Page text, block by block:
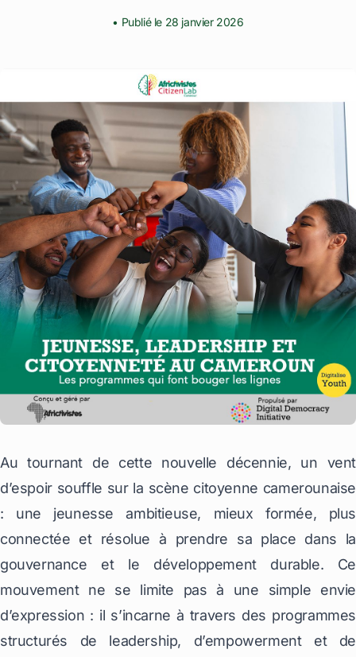
• Publié le 28 janvier 2026
Au tournant de cette nouvelle décennie, un vent
d’espoir souffle sur la scène citoyenne camerounaise
: une jeunesse ambitieuse, mieux formée, plus
connectée et résolue à prendre sa place dans la
gouvernance et le développement durable. Ce
mouvement ne se limite pas à une simple envie
d’expression : il s’incarne à travers des programmes
structurés de leadership, d’empowerment et de